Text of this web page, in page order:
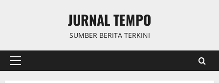
JURNAL TEMPO
SUMBER BERITA TERKINI
Primary